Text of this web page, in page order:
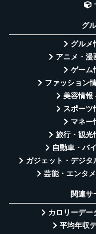
グ
グルメ
アニメ・漫
ゲーム
ファッション
美容情報
スポーツ
マネー
旅行・観光
自動車・バ
ガジェット・デジタ
芸能・エンタ
関連サ
カロリーデー
平均年収